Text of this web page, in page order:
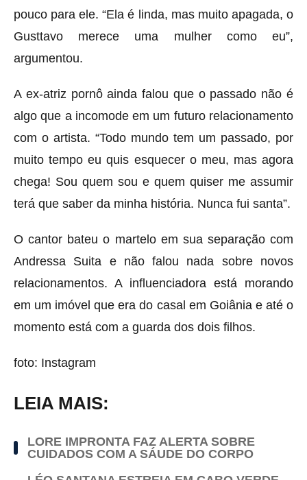
pouco para ele. “Ela é linda, mas muito apagada, o
Gusttavo merece uma mulher como eu”,
argumentou.
A ex-atriz pornô ainda falou que o passado não é
algo que a incomode em um futuro relacionamento
com o artista. “Todo mundo tem um passado, por
muito tempo eu quis esquecer o meu, mas agora
chega! Sou quem sou e quem quiser me assumir
terá que saber da minha história. Nunca fui santa”.
O cantor bateu o martelo em sua separação com
Andressa Suita e não falou nada sobre novos
relacionamentos. A influenciadora está morando
em um imóvel que era do casal em Goiânia e até o
momento está com a guarda dos dois filhos.
foto: Instagram
LEIA MAIS:
LORE IMPRONTA FAZ ALERTA SOBRE
CUIDADOS COM A SÁUDE DO CORPO